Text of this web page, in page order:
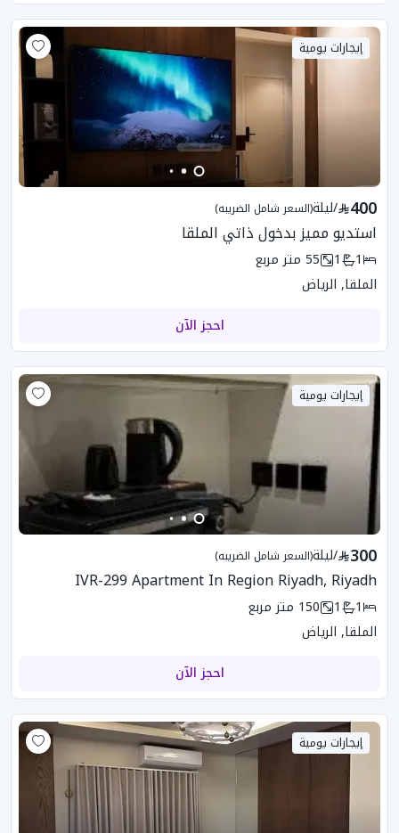
إيجارات يومية
400
/ليلة(السعر شامل الضريبه)
استديو مميز بدخول ذاتي الملقا
1
1
55 متر مربع
الملقا, الرياض
احجز الآن
إيجارات يومية
300
/ليلة(السعر شامل الضريبه)
IVR-299 Apartment In Region Riyadh, Riyadh
1
1
150 متر مربع
الملقا, الرياض
احجز الآن
إيجارات يومية